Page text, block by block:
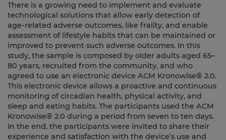
There is a growing need to implement and evaluate
technological solutions that allow early detection of
age-related adverse outcomes, like frailty, and enable
assessment of lifestyle habits that can be maintained or
improved to prevent such adverse outcomes. In this
study, the sample is composed by older adults aged 65–
80 years, recruited from the community, and who
agreed to use an electronic device ACM Kronowise® 2.0.
This electronic device allows a proactive and continuous
monitoring of circadian health, physical activity, and
sleep and eating habits. The participants used the ACM
Kronowise® 2.0 during a period from seven to ten days.
In the end, the participants were invited to share their
experience and satisfaction with the device’s use and